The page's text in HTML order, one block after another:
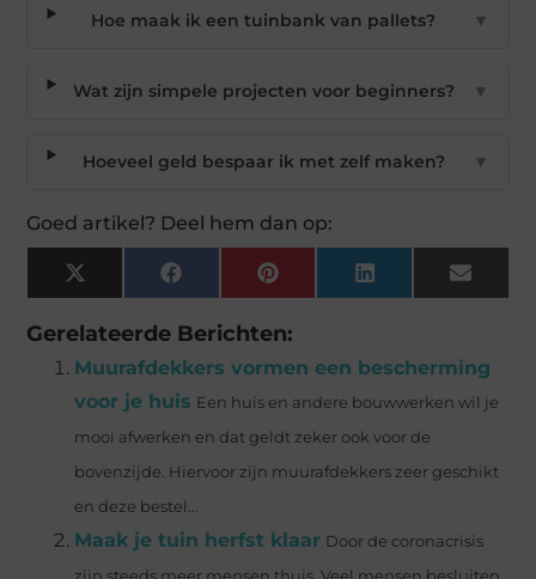
Hoe maak ik een tuinbank van pallets? ▼
Wat zijn simpele projecten voor beginners? ▼
Hoeveel geld bespaar ik met zelf maken? ▼
Goed artikel? Deel hem dan op:
X
(Twitter)
Facebook Pinterest LinkedIn Email
Gerelateerde Berichten:
Muurafdekkers vormen een bescherming
voor je huis Een huis en andere bouwwerken wil je
mooi afwerken en dat geldt zeker ook voor de
bovenzijde. Hiervoor zijn muurafdekkers zeer geschikt
en deze bestel...
Maak je tuin herfst klaar Door de coronacrisis